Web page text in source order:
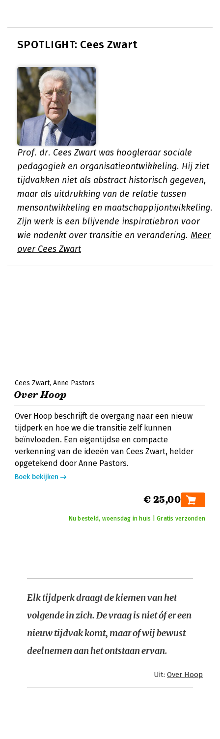
SPOTLIGHT: Cees Zwart
Prof. dr. Cees Zwart was hoogleraar sociale
pedagogiek en organisatieontwikkeling. Hij ziet
tijdvakken niet als abstract historisch gegeven,
maar als uitdrukking van de relatie tussen
mensontwikkeling en maatschappijontwikkeling.
Zijn werk is een blijvende inspiratiebron voor
wie nadenkt over transitie en verandering. Meer
over Cees Zwart
Cees Zwart Anne Pastors
Over Hoop
Over Hoop beschrijft de overgang naar een nieuw
tijdperk en hoe we die transitie zelf kunnen
beïnvloeden. Een eigentijdse en compacte
verkenning van de ideeën van Cees Zwart, helder
opgetekend door Anne Pastors.
Boek bekijken
€ 25,00
Nu besteld, woensdag in huis | Gratis verzonden
Elk tijdperk draagt de kiemen van het
volgende in zich. De vraag is niet óf er een
nieuw tijdvak komt, maar of wij bewust
deelnemen aan het ontstaan ervan.
Uit: Over Hoop